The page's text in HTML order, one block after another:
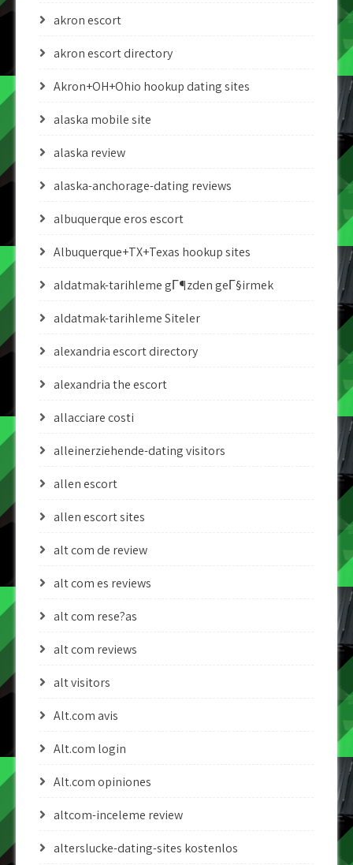
akron escort
akron escort directory
Akron+OH+Ohio hookup dating sites
alaska mobile site
alaska review
alaska-anchorage-dating reviews
albuquerque eros escort
Albuquerque+TX+Texas hookup sites
aldatmak-tarihleme gГ¶zden geГ§irmek
aldatmak-tarihleme Siteler
alexandria escort directory
alexandria the escort
allacciare costi
alleinerziehende-dating visitors
allen escort
allen escort sites
alt com de review
alt com es reviews
alt com rese?as
alt com reviews
alt visitors
Alt.com avis
Alt.com login
Alt.com opiniones
altcom-inceleme review
alterslucke-dating-sites kostenlos